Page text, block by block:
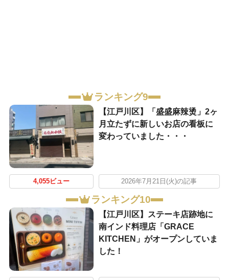
ランキング9
【江戸川区】「盛盛麻辣烫」2ヶ
月立たずに新しいお店の看板に
変わっていました・・・
4,055ビュー 2026年7月21日(火)の記事
ランキング10
【江戸川区】ステーキ店跡地に
南インド料理店「GRACE
KITCHEN」がオープンしていま
した！